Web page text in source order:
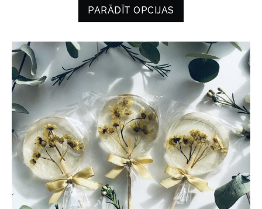
PARĀDĪT OPCIJAS